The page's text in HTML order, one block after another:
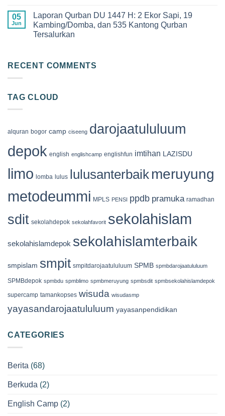
Darojaatul
‘Uluum
Tahun
2026
Megamendung
Bogor,
Membangun
Generasi
Cinta
SIT
Darojaatul
‘Uluum
Bertema
dan
Prestasi
05
Jun
Laporan Qurban DU 1447 H: 2 Ekor Sapi, 19
Kambing/Domba, dan 535 Kantong Qurban
Tersalurkan
Laporan
2
dan
535
Qurban
Tersalurkan
RECENT COMMENTS
TAG CLOUD
alquran bogor camp ciseeng darojaatululuum
depok english englishcamp englishfun imtihan LAZISDU
limo lomba lulus lulusanterbaik meruyung
metodeummi MPLS PENSI ppdb pramuka ramadhan
sdit sekolahdepok sekolahfavorit sekolahislam
sekolahislamdepok sekolahislamterbaik
smpislam smpit smpitdarojaatululuum SPMB spmbdarojaatululuum
SPMBdepok spmbdu spmblimo spmbmeruyung spmbsdit spmbsekolahislamdepok
supercamp tamankopses wisuda wisudasmp
yayasandarojaatululuum yayasanpendidikan
CATEGORIES
Berita (68)
Berkuda (2)
English Camp (2)